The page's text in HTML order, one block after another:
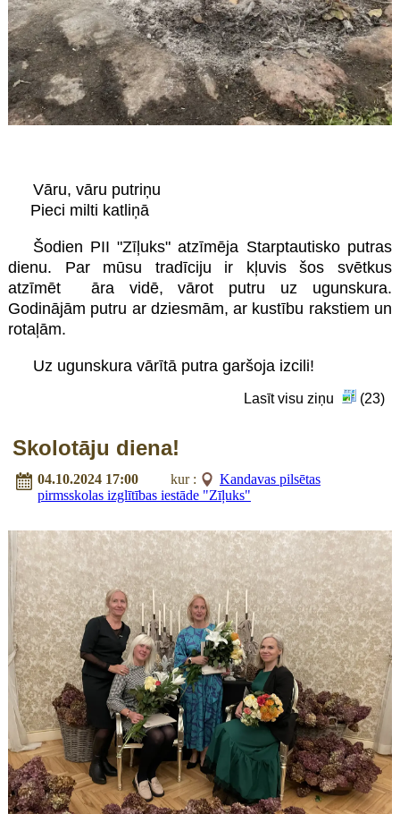
Vāru, vāru putriņu
Pieci milti katliņā
Šodien PII "Zīļuks" atzīmēja Starptautisko putras
dienu. Par mūsu tradīciju ir kļuvis šos svētkus
atzīmēt āra vidē, vārot putru uz ugunskura.
Godinājām putru ar dziesmām, ar kustību rakstiem un
rotaļām.
Uz ugunskura vārītā putra garšoja izcili!
Lasīt visu ziņu (23)
Skolotāju diena!
04.10.2024 17:00 kur :
Kandavas pilsētas
pirmsskolas izglītības iestāde "Zīļuks"